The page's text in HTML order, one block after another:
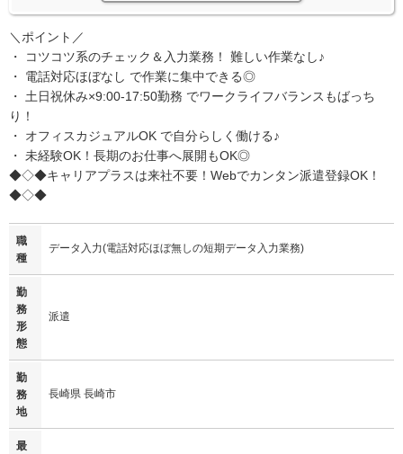
＼ポイント／
・ コツコツ系のチェック＆入力業務！ 難しい作業なし♪
・ 電話対応ほぼなし で作業に集中できる◎
・ 土日祝休み×9:00-17:50勤務 でワークライフバランスもばっち
り！
・ オフィスカジュアルOK で自分らしく働ける♪
・ 未経験OK！長期のお仕事へ展開もOK◎
◆◇◆キャリアプラスは来社不要！Webでカンタン派遣登録OK！
◆◇◆
職
種
データ入力(電話対応ほぼ無しの短期データ入力業務)
勤
務
形
態
派遣
勤
務
地
長崎県 長崎市
最